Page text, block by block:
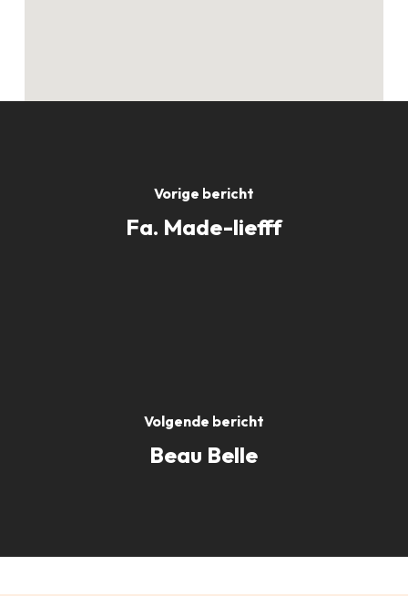
Vorige bericht
Fa. Made-liefff
Volgende bericht
Beau Belle